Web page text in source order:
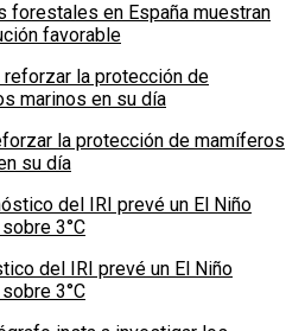
forestales en España muestran
favorable
la protección de mamíferos
su día
del IRI prevé un El Niño
3°C